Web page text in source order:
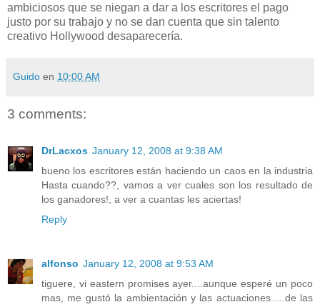
ambiciosos que se niegan a dar a los escritores el pago
justo por su trabajo y no se dan cuenta que sin talento
creativo Hollywood desaparecería.
Guido en 10:00 AM
3 comments:
DrLacxos January 12, 2008 at 9:38 AM
bueno los escritores están haciendo un caos en la industria
Hasta cuando??, vamos a ver cuales son los resultado de
los ganadores!, a ver a cuantas les aciertas!
Reply
alfonso January 12, 2008 at 9:53 AM
tiguere, vi eastern promises ayer....aunque esperé un poco
mas, me gustó la ambientación y las actuaciones.....de las